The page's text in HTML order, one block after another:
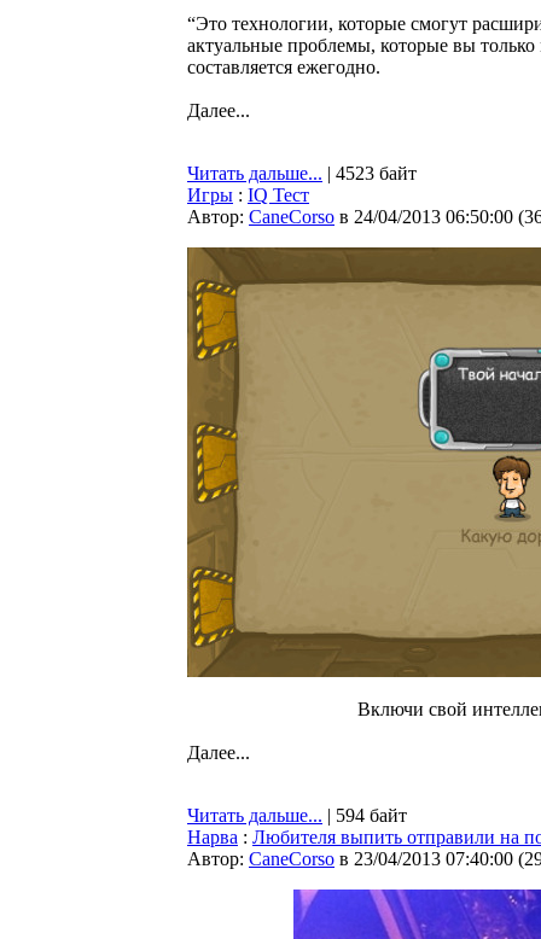
“Это технологии, которые смогут
актуальные проблемы, которые вы
составляется ежегодно.
Далее...
Читать дальше... | 4523 байт
Игры : IQ Тест
Автор: CaneCorso в 24/04/2013 06:50:00 (
Включи свой
Далее...
Читать дальше... | 594 байт
Нарва : Любителя выпить отправили на
Автор: CaneCorso в 23/04/2013 07:40:00 (